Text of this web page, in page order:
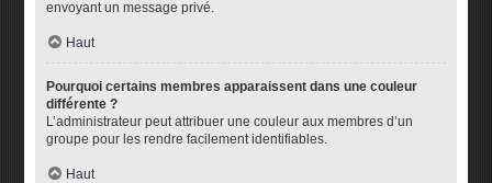
envoyant un message privé.
Haut
Pourquoi certains membres apparaissent dans une couleur
différente ?
L’administrateur peut attribuer une couleur aux membres d’un
groupe pour les rendre facilement identifiables.
Haut